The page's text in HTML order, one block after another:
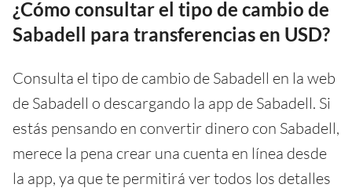
¿Cómo consultar el tipo de cambio de
Sabadell para transferencias en USD?
Consulta el tipo de cambio de Sabadell en la web
de Sabadell o descargando la app de Sabadell. Si
estás pensando en convertir dinero con Sabadell,
merece la pena crear una cuenta en línea desde
la app, ya que te permitirá ver todos los detalles